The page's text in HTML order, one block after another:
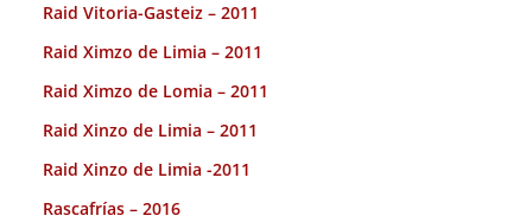
Raid Vitoria-Gasteiz – 2011
Raid Ximzo de Limia – 2011
Raid Ximzo de Lomia – 2011
Raid Xinzo de Limia – 2011
Raid Xinzo de Limia -2011
Rascafrías – 2016